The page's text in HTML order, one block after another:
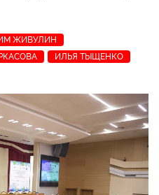
ЖИВУЛИН
ИЛЬЯ ТЫЩЕНКО